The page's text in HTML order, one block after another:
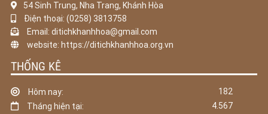
54 Sinh Trung, Nha Trang, Khánh Hòa
Điện thoại: (0258) 3813758
Email: ditichkhanhhoa@gmail.com
website: https://ditichkhanhhoa.org.vn
THỐNG KÊ
Hôm nay:
182
Tháng hiện tại:
4.567